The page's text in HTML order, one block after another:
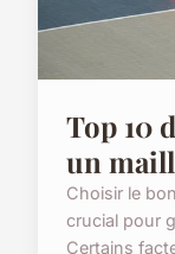
Top 10
un
Choisir le
crucial pour
Certains